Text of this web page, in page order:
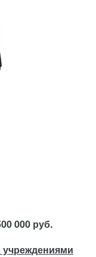
000 руб.
учреждениями